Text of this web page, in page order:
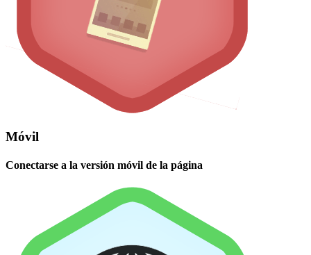
Móvil
Conectarse a la versión móvil de la página